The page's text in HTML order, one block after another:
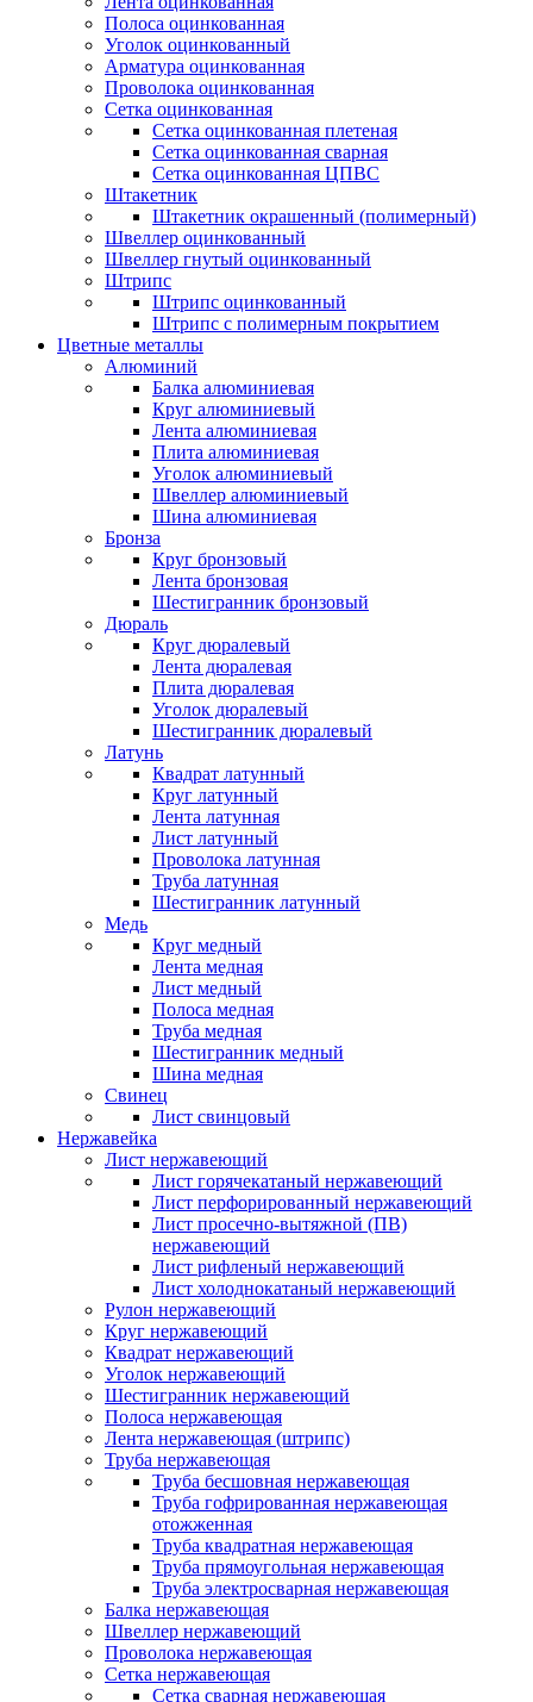
Полоса оцинкованная
Уголок оцинкованный
Арматура оцинкованная
Проволока оцинкованная
Сетка оцинкованная
Сетка оцинкованная плетеная
Сетка оцинкованная сварная
Сетка оцинкованная ЦПВС
Штакетник
Штакетник окрашенный (полимерный)
Швеллер оцинкованный
Швеллер гнутый оцинкованный
Штрипс
Штрипс оцинкованный
Штрипс с полимерным покрытием
Цветные металлы
Алюминий
Балка алюминиевая
Круг алюминиевый
Лента алюминиевая
Плита алюминиевая
Уголок алюминиевый
Швеллер алюминиевый
Шина алюминиевая
Бронза
Круг бронзовый
Лента бронзовая
Шестигранник бронзовый
Дюраль
Круг дюралевый
Лента дюралевая
Плита дюралевая
Уголок дюралевый
Шестигранник дюралевый
Латунь
Квадрат латунный
Круг латунный
Лента латунная
Лист латунный
Проволока латунная
Труба латунная
Шестигранник латунный
Медь
Круг медный
Лента медная
Лист медный
Полоса медная
Труба медная
Шестигранник медный
Шина медная
Свинец
Лист свинцовый
Нержавейка
Лист нержавеющий
Лист горячекатаный нержавеющий
Лист перфорированный нержавеющий
Лист просечно-вытяжной (ПВ)
нержавеющий
Лист рифленый нержавеющий
Лист холоднокатаный нержавеющий
Рулон нержавеющий
Круг нержавеющий
Квадрат нержавеющий
Уголок нержавеющий
Шестигранник нержавеющий
Полоса нержавеющая
Лента нержавеющая (штрипс)
Труба нержавеющая
Труба бесшовная нержавеющая
Труба гофрированная нержавеющая
отожженная
Труба квадратная нержавеющая
Труба прямоугольная нержавеющая
Труба электросварная нержавеющая
Балка нержавеющая
Швеллер нержавеющий
Проволока нержавеющая
Сетка нержавеющая
Сетка сварная нержавеющая